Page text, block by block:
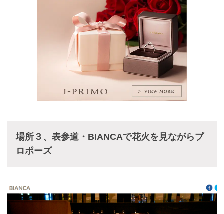
場所３、表参道・BIANCAで花火を見ながらプ
ロポーズ